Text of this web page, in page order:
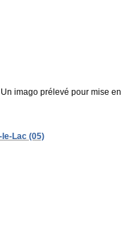
imago prélevé pour mise en
Lac (05)